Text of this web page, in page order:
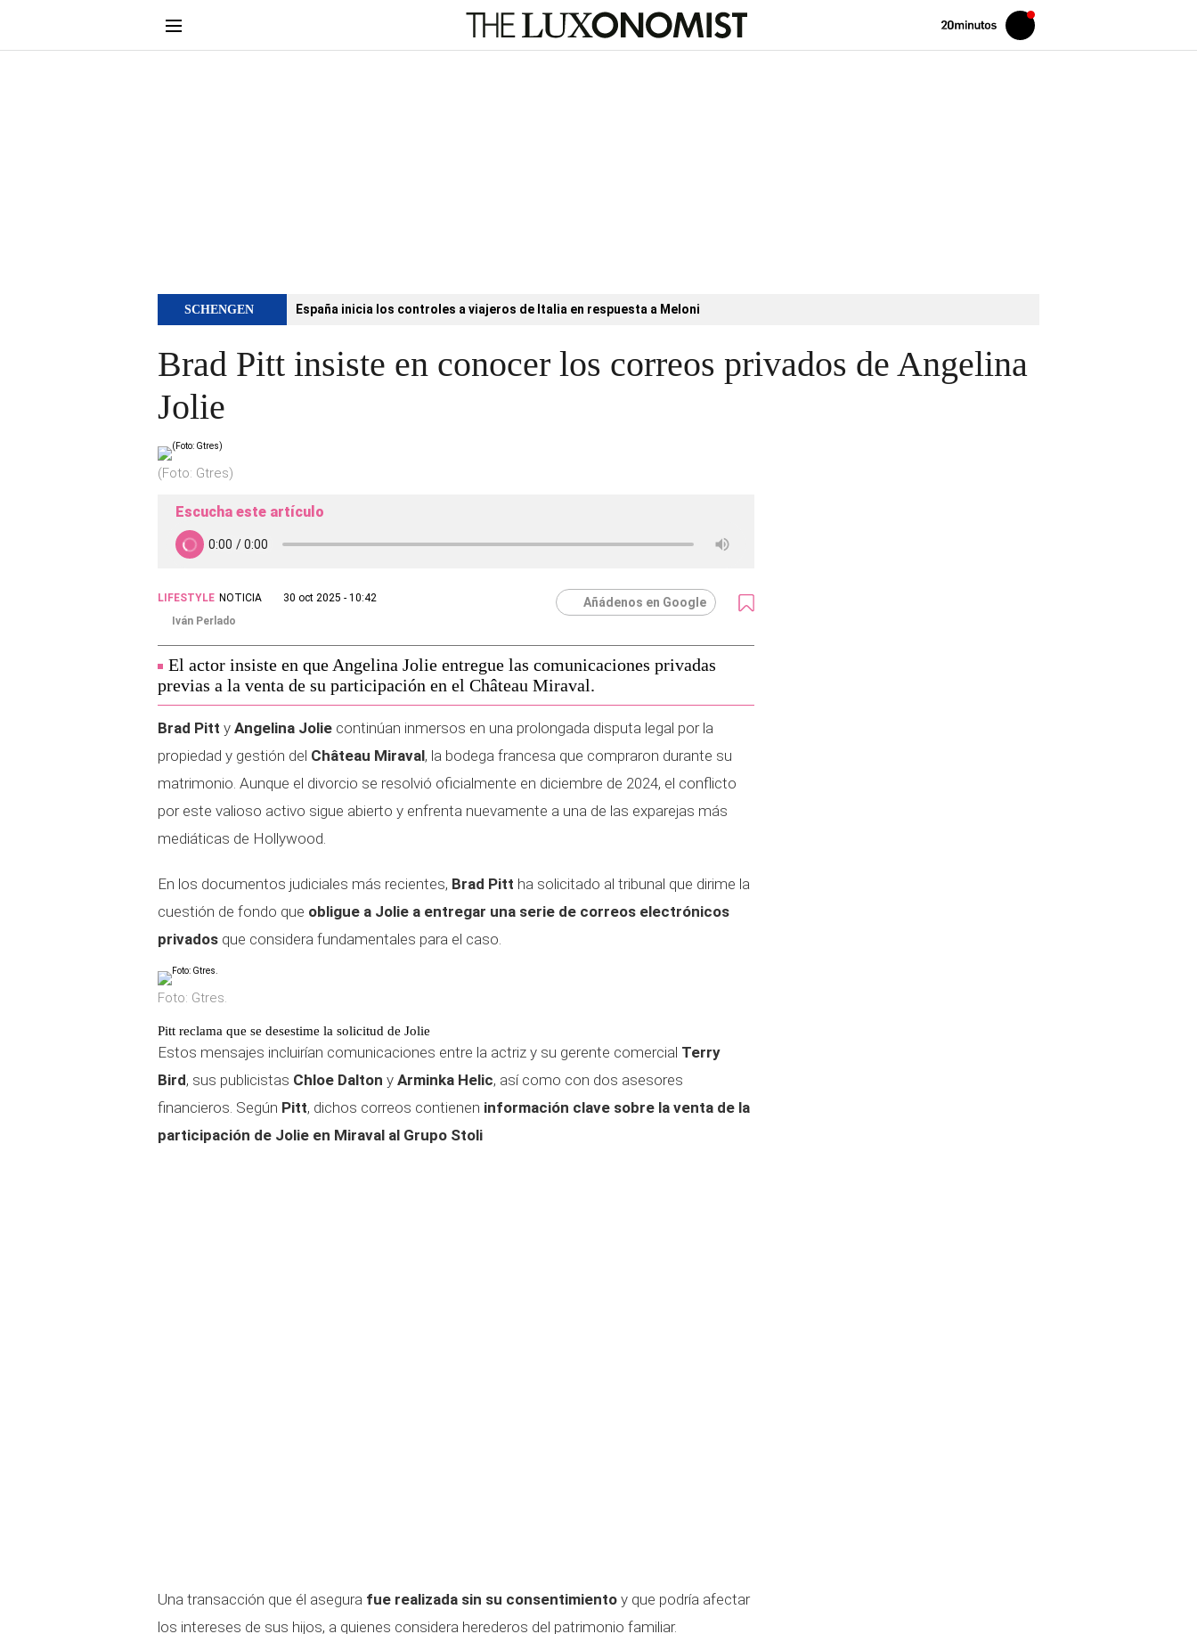
Volver
Iniciar
sesión
SCHENGEN España inicia los controles a viajeros de Italia en respuesta a Meloni
Brad Pitt insiste en conocer los correos privados de Angelina
Jolie
(Foto: Gtres)
Escucha este artículo
LIFESTYLE NOTICIA
30 oct 2025 - 10:42
Iván Perlado
Añádenos en Google
El actor insiste en que Angelina Jolie entregue las comunicaciones privadas
previas a la venta de su participación en el Château Miraval.
Brad Pitt y Angelina Jolie continúan inmersos en una prolongada disputa legal por la
propiedad y gestión del Château Miraval, la bodega francesa que compraron durante su
matrimonio. Aunque el divorcio se resolvió oficialmente en diciembre de 2024, el conflicto
por este valioso activo sigue abierto y enfrenta nuevamente a una de las exparejas más
mediáticas de Hollywood.
En los documentos judiciales más recientes, Brad Pitt ha solicitado al tribunal que dirime la
cuestión de fondo que obligue a Jolie a entregar una serie de correos electrónicos
privados que considera fundamentales para el caso.
Foto: Gtres.
Pitt reclama que se desestime la solicitud de Jolie
Estos mensajes incluirían comunicaciones entre la actriz y su gerente comercial Terry
Bird, sus publicistas Chloe Dalton y Arminka Helic, así como con dos asesores
financieros. Según Pitt, dichos correos contienen información clave sobre la venta de la
participación de Jolie en Miraval al Grupo Stoli
Una transacción que él asegura fue realizada sin su consentimiento y que podría afectar
los intereses de sus hijos, a quienes considera herederos del patrimonio familiar.